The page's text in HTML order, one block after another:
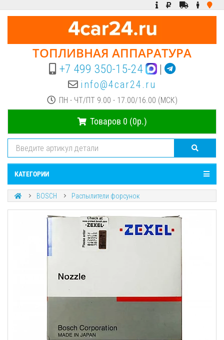
ТОПЛИВНАЯ АППАРАТУРА
+7 499 350-15-24 |
info@4car24.ru
ПН - ЧТ/ПТ 9.00 - 17.00/16.00 (МСК)
Товаров 0 (0р.)
КАТЕГОРИИ
BOSCH Распылители форсунок